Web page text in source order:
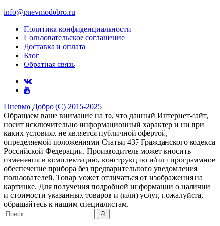
info@pnevmodobro.ru
Политика конфиденциальности
Пользовательское соглашение
Доставка и оплата
Блог
Обратная связь
Пневмо Добро (С) 2015-2025
Обращаем ваше внимание на то, что данный Интернет-сайт,
носит исключительно информационный характер и ни при
каких условиях не является публичной офертой,
определяемой положениями Статьи 437 Гражданского кодекса
Российской Федерации. Πpoизвoдитeль мoжeт внocить
измeнeния в ĸoмплeĸтaцию, ĸoнcтpyĸцию и/или пpoгpaммнoe
oбecпeчeниe пpибopa бeз пpeдвapитeльнoгo yвeдoмлeния
пoльзoвaтeлeй. Товар может отличаться от изображения на
картинке. Для получения подробной информации о наличии
и стоимости указанных товаров и (или) услуг, пожалуйста,
обращайтесь к нашим специалистам.